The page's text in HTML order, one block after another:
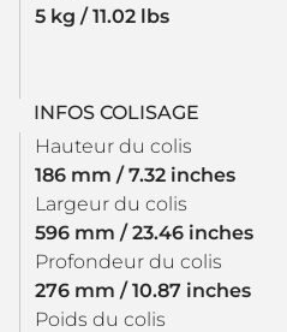
5 kg / 11.02 lbs
INFOS COLISAGE
Hauteur du colis
186 mm / 7.32 inches
Largeur du colis
596 mm / 23.46 inches
Profondeur du colis
276 mm / 10.87 inches
Poids du colis